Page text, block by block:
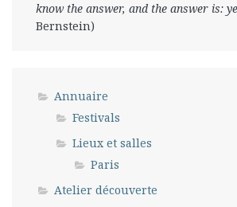
know the answer, and the answer is:
Bernstein)
Annuaire
Festivals
Lieux et salles
Paris
Atelier découverte